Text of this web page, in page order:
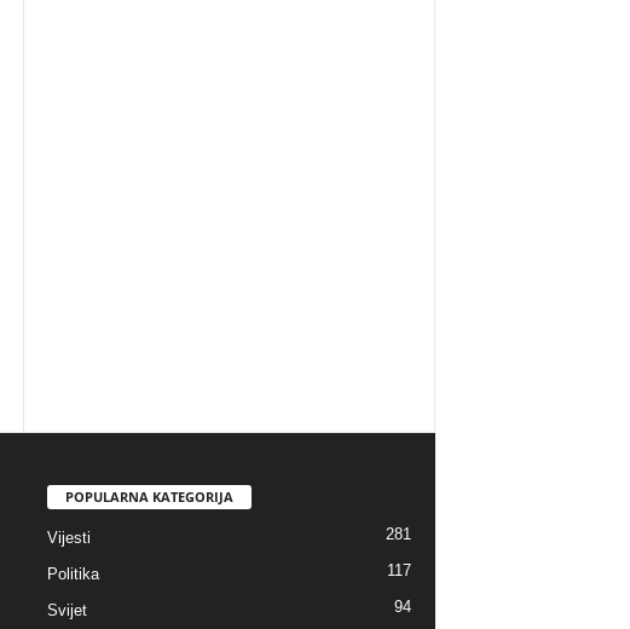
POPULARNA KATEGORIJA
Vijesti 281
Politika 117
Svijet 94